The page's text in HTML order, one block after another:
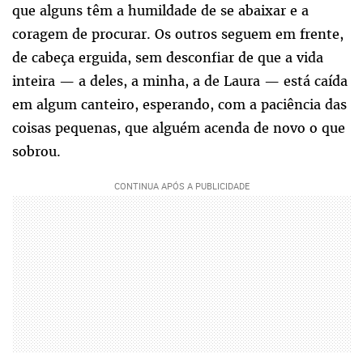
que alguns têm a humildade de se abaixar e a
coragem de procurar. Os outros seguem em frente,
de cabeça erguida, sem desconfiar de que a vida
inteira — a deles, a minha, a de Laura — está caída
em algum canteiro, esperando, com a paciência das
coisas pequenas, que alguém acenda de novo o que
sobrou.